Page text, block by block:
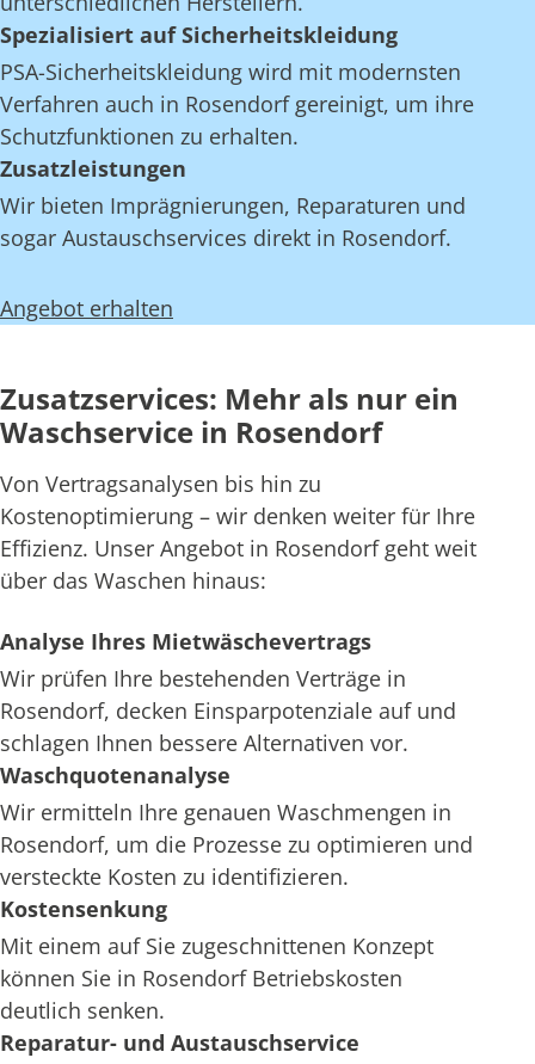
Spezialisiert auf Sicherheitskleidung
PSA-Sicherheitskleidung wird mit modernsten
Verfahren auch in Rosendorf gereinigt, um ihre
Schutzfunktionen zu erhalten.
Zusatzleistungen
Wir bieten Imprägnierungen, Reparaturen und
sogar Austauschservices direkt in Rosendorf.
Angebot erhalten
Zusatzservices: Mehr als nur ein
Waschservice in Rosendorf
Von Vertragsanalysen bis hin zu
Kostenoptimierung – wir denken weiter für Ihre
Effizienz. Unser Angebot in Rosendorf geht weit
über das Waschen hinaus:
Analyse Ihres Mietwäschevertrags
Wir prüfen Ihre bestehenden Verträge in
Rosendorf, decken Einsparpotenziale auf und
schlagen Ihnen bessere Alternativen vor.
Waschquotenanalyse
Wir ermitteln Ihre genauen Waschmengen in
Rosendorf, um die Prozesse zu optimieren und
versteckte Kosten zu identifizieren.
Kostensenkung
Mit einem auf Sie zugeschnittenen Konzept
können Sie in Rosendorf Betriebskosten
deutlich senken.
Reparatur- und Austauschservice